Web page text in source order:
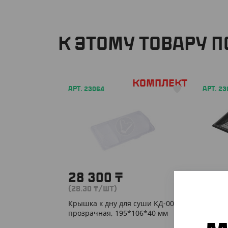
К ЭТОМУ ТОВАРУ
АРТ. 23064
Комплект
28 300 ₸
(28.30 ₸/ШТ)
Крышка к дну для суши КД-009,
прозрачная, 195*106*40 мм
АРТ.
Дно